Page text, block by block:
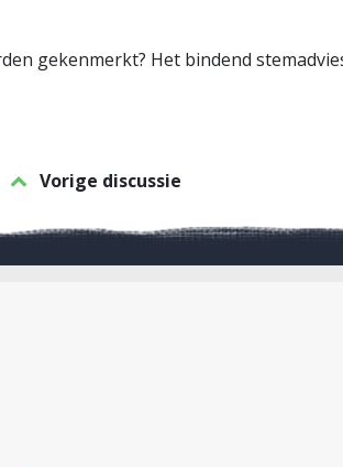
gekenmerkt? Het bindend
Vorige discussie